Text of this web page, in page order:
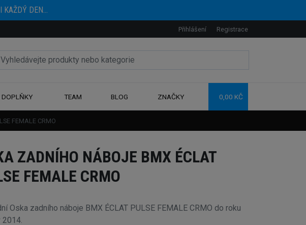
DEN...
Přihlášení Registrace
DOPLŇKY TEAM BLOG ZNAČKY 0,00 KČ
FEMALE CRMO
ZADNÍHO NÁBOJE BMX ÉCLAT
FEMALE CRMO
Oska zadního náboje BMX ÉCLAT PULSE FEMALE CRMO do roku
2014.